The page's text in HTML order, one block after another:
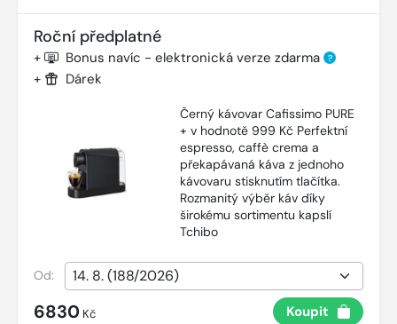
Roční předplatné
+ Bonus navíc - elektronická verze zdarma ?
+ Dárek
Černý kávovar Cafissimo PURE
+ v hodnotě 999 Kč Perfektní
espresso, caffè crema a
překapávaná káva z jednoho
kávovaru stisknutím tlačítka.
Rozmanitý výběr káv díky
širokému sortimentu kapslí
Tchibo
Od:
6830 Kč Koupit